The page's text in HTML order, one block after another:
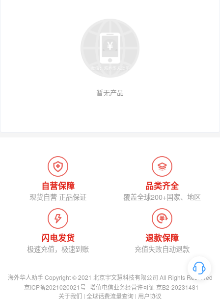
暂无产品
自营保障
现货自营 正品保证
品类齐全
覆盖全球200+国家、地区
闪电发货
极速充值，极速到账
退款保障
充值失败自动退款
海外华人助手 Copyright © 2021 北京宇文慧科技有限公司 All Rights Reserved
京ICP备2021020021号 增值电信业务经营许可证 京B2-20231481
关于我们 | 全球话费流量查询 | 用户协议